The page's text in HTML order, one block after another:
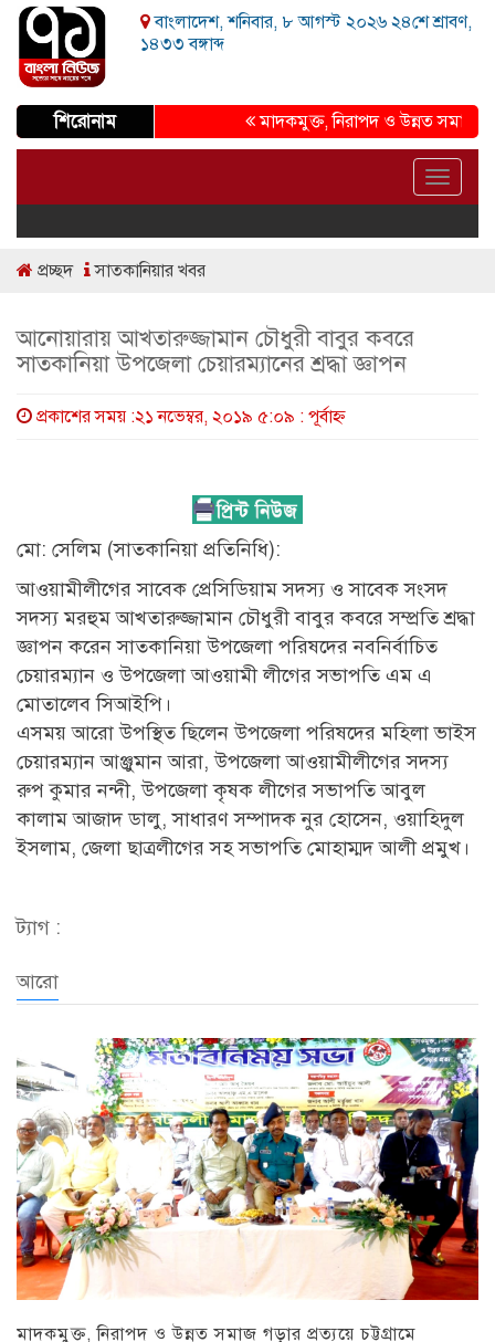
বাংলাদেশ, শনিবার, ৮ আগস্ট ২০২৬ ২৪শে শ্রাবণ,
১৪৩৩ বঙ্গাব্দ
শিরোনাম মাদকমুক্ত, নিরাপদ ও উন্নত সমাজ গড়ার
Toggle
প্রচ্ছদ সাতকানিয়ার খবর
আনোয়ারায় আখতারুজ্জামান চৌধুরী বাবুর কবরে
সাতকানিয়া উপজেলা চেয়ারম্যানের শ্রদ্ধা জ্ঞাপন
প্রকাশের সময় :২১ নভেম্বর, ২০১৯ ৫:০৯ : পূর্বাহ্ণ
মো: সেলিম (সাতকানিয়া প্রতিনিধি):
আওয়ামীলীগের সাবেক প্রেসিডিয়াম সদস্য ও সাবেক সংসদ
সদস্য মরহুম আখতারুজ্জামান চৌধুরী বাবুর কবরে সম্প্রতি শ্রদ্ধা
জ্ঞাপন করেন সাতকানিয়া উপজেলা পরিষদের নবনির্বাচিত
চেয়ারম্যান ও উপজেলা আওয়ামী লীগের সভাপতি এম এ
মোতালেব সিআইপি।
এসময় আরো উপস্থিত ছিলেন উপজেলা পরিষদের মহিলা ভাইস
চেয়ারম্যান আঞ্জুমান আরা, উপজেলা আওয়ামীলীগের সদস্য
রুপ কুমার নন্দী, উপজেলা কৃষক লীগের সভাপতি আবুল
কালাম আজাদ ডালু, সাধারণ সম্পাদক নুর হোসেন, ওয়াহিদুল
ইসলাম, জেলা ছাত্রলীগের সহ সভাপতি মোহাম্মদ আলী প্রমুখ।
ট্যাগ :
আরো
মাদকমুক্ত, নিরাপদ ও উন্নত সমাজ গড়ার প্রত্যয়ে চট্টগ্রামে